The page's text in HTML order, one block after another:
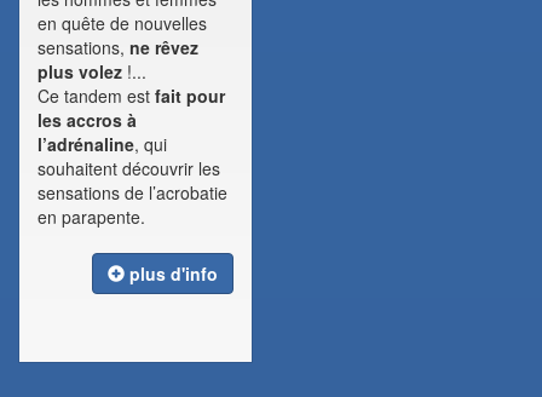
en quête de nouvelles
sensations, ne rêvez
plus volez !...
Ce tandem est fait pour
les accros à
l’adrénaline, qui
souhaitent découvrir les
sensations de l’acrobatie
en parapente.
plus d'info